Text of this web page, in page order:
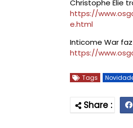
Christophe Elie
https://
e.html
Inticome War
https://
Tags